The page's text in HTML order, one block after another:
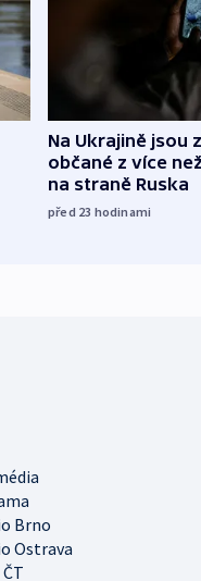
Na Ukrajině jsou
občané z více
na straně Ruska
před 23 hodinami
Brno
Ostrava